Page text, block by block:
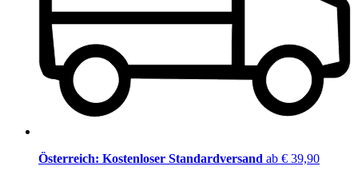
Österreich: Kostenloser Standardversand ab € 39,90